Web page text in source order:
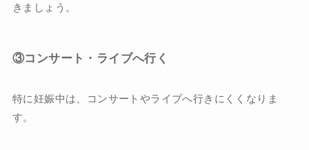
きましょう。
③コンサート・ライブへ行く
特に妊娠中は、コンサートやライブへ行きにくくなりま
す。